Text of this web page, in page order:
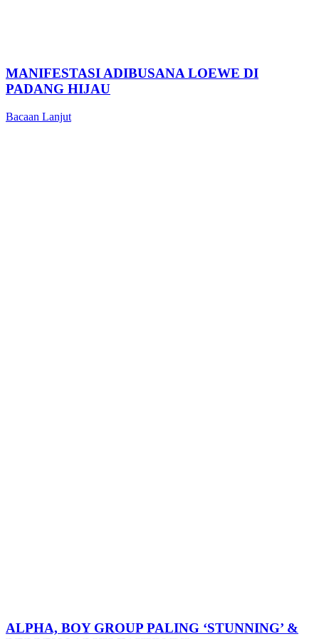
MANIFESTASI ADIBUSANA LOEWE DI
PADANG HIJAU
Bacaan Lanjut
ALPHA, BOY GROUP PALING ‘STUNNING’ &